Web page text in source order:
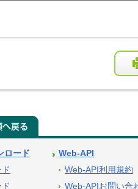
ロード
Web-API
Web-API利用規約
Web-APIお問い合